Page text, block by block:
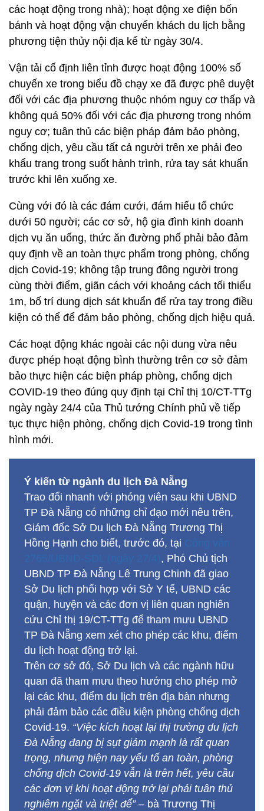
các hoạt động trong nhà); hoạt động xe điện bốn
bánh và hoạt động vận chuyển khách du lịch bằng
phương tiện thủy nội địa kể từ ngày 30/4.
Vận tải cố định liên tỉnh được hoạt động 100% số
chuyến xe trong biểu đồ chạy xe đã được phê duyệt
đối với các địa phương thuộc nhóm nguy cơ thấp và
không quá 50% đối với các địa phương trong nhóm
nguy cơ; tuân thủ các biện pháp đảm bảo phòng,
chống dịch, yêu cầu tất cả người trên xe phải đeo
khẩu trang trong suốt hành trình, rửa tay sát khuẩn
trước khi lên xuống xe.
Cùng với đó là các đám cưới, đám hiếu tổ chức
dưới 50 người; các cơ sở, hộ gia đình kinh doanh
dịch vụ ăn uống, thức ăn đường phố phải bảo đảm
quy định về an toàn thực phẩm trong phòng, chống
dịch Covid-19; không tập trung đông người trong
cùng thời điểm, giãn cách với khoảng cách tối thiểu
1m, bố trí dung dịch sát khuẩn để rửa tay trong điều
kiện có thể để đảm bảo phòng, chống dịch hiệu quả.
Các hoạt động khác ngoài các nội dung vừa nêu
được phép hoạt động bình thường trên cơ sở đảm
bảo thực hiện các biện pháp phòng, chống dịch
COVID-19 theo đúng quy định tại Chỉ thị 10/CT-TTg
ngày ngày 24/4 của Thủ tướng Chính phủ về tiếp
tục thực hiện phòng, chống dịch Covid-19 trong tình
hình mới.
Ý kiến từ ngành du lịch Đà Nẵng
Trao đổi nhanh với phóng viên sau khi UBND
TP Đà Nẵng có những chỉ đạo mới nêu trên,
Giám đốc Sở Du lịch Đà Nẵng Trương Thị
Hồng Hạnh cho biết, trước đó, tại
, Phó Chủ tịch
UBND TP Đà Nẵng Lê Trung Chinh đã giao
Sở Du lịch phối hợp với Sở Y tế, UBND các
quận, huyện và các đơn vị liên quan nghiên
cứu Chỉ thị 19/CT-TTg để tham mưu UBND
TP Đà Nẵng xem xét cho phép các khu, điểm
du lịch hoạt động trở lại.
Trên cơ sở đó, Sở Du lịch và các ngành hữu
quan đã tham mưu theo hướng cho phép mở
lại các khu, điểm du lịch trên địa bàn nhưng
phải đảm bảo các điều kiện phòng chống dịch
Covid-19. “Việc kích hoạt lại thị trường du lịch
Đà Nẵng đang bị sụt giảm mạnh là rất quan
trọng, nhưng hiện nay yếu tố an toàn, phòng
chống dịch Covid-19 vẫn là trên hết, yêu cầu
các đơn vị khi hoạt động trở lại phải tuân thủ
nghiêm ngặt và triệt để”– bà Trương Thị